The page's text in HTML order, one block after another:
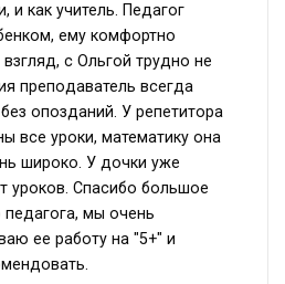
и как учитель. Педагог
ему комфортно
с Ольгой трудно не
преподаватель всегда
опозданий. У репетитора
все уроки, математику она
широко. У дочки уже
уроков. Спасибо большое
педагога, мы очень
ее работу на "5+" и